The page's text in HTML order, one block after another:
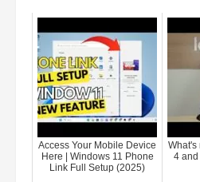
Access Your Mobile Device
Here | Windows 11 Phone
Link Full Setup (2025)
What's
4 and